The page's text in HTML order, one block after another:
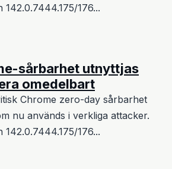
176...
sårbarhet utnyttjas
omedelbart
Chrome zero-day sårbarhet
nu används i verkliga attacker.
176...